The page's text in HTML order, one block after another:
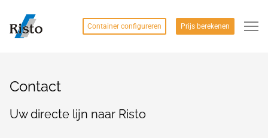
Container configureren Prijs berekenen
Contact
Uw directe lijn naar Risto